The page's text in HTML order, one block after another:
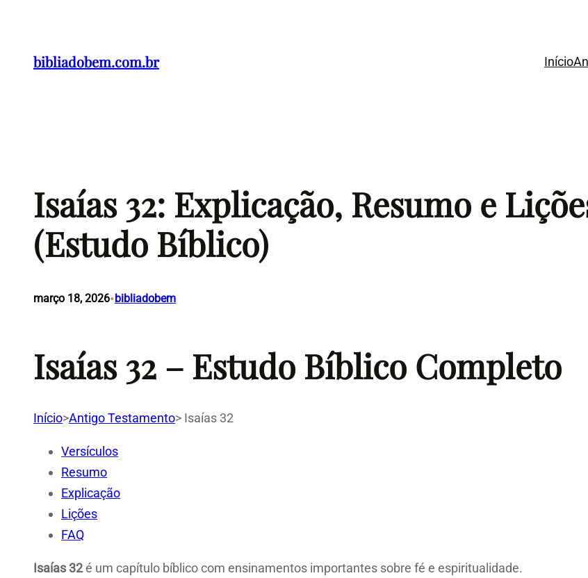
bibliadobem.com.br Início
Isaías 32: Explicação, Resumo e
(Estudo Bíblico)
março 18, 2026• bibliadobem
Isaías 32 – Estudo Bíblico Completo
Início>Antigo Testamento> Isaías 32
Versículos
Resumo
Explicação
Lições
FAQ
Isaías 32é um capítulo bíblico com ensinamentos importantes sobre fé e espiritualidade.